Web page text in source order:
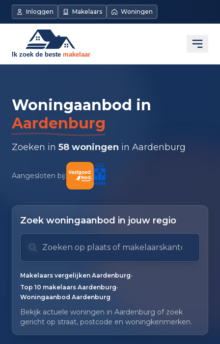
Inloggen Makelaars Woningen
Woningaanbod in
Aardenburg
Zoeken in 58 woningen in Aardenburg
Aangesloten bij:
Zoek woningaanbod in jouw regio
Zoek op plaats of makelaarskantoor
Typ om te zoeken. Gebruik pijl omlaag en pijl
Makelaars vergelijken Aardenburg•
Top 10 makelaars Aardenburg•
Woningaanbod Aardenburg
Bekijk actuele woningen in Aardenburg of zoek
gericht op straat, postcode en woningkenmerken.